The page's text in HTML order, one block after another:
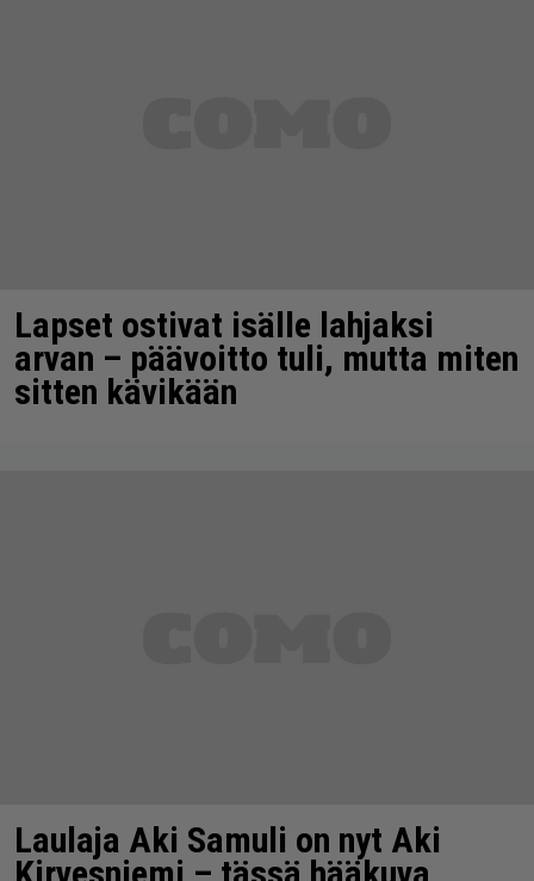
Lapset ostivat isälle lahjaksi
arvan – päävoitto tuli, mutta miten
sitten kävikään
Laulaja Aki Samuli on nyt Aki